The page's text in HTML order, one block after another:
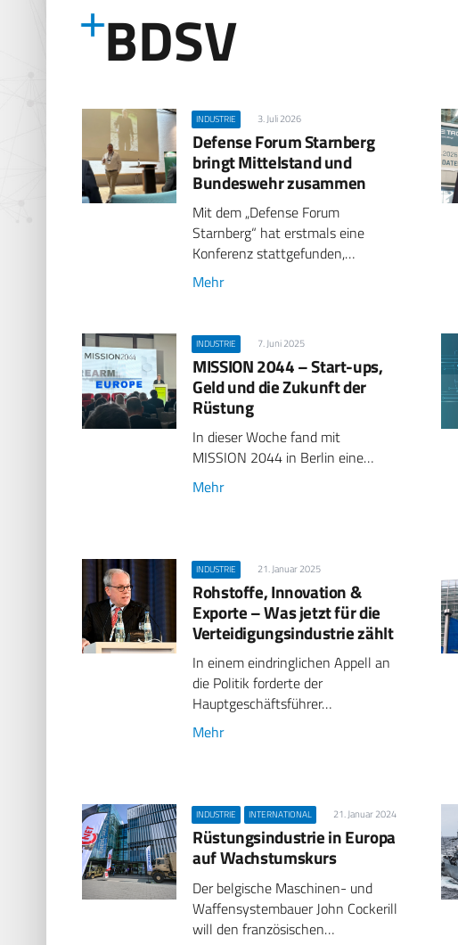
BDSV
INDUSTRIE 3. Juli 2026
Defense Forum Starnberg
bringt Mittelstand und
Bundeswehr zusammen
Mit dem „Defense Forum
Starnberg“ hat erstmals eine
Konferenz stattgefunden,…
Mehr
INDUSTRIE 7. Juni 2025
MISSION 2044 – Start-ups,
Geld und die Zukunft der
Rüstung
In dieser Woche fand mit
MISSION 2044 in Berlin eine…
Mehr
INDUSTRIE 21. Januar 2025
Rohstoffe, Innovation &
Exporte – Was jetzt für die
Verteidigungsindustrie zählt
In einem eindringlichen Appell an
die Politik forderte der
Hauptgeschäftsführer…
Mehr
INDUSTRIE INTERNATIONAL 21. Januar 2024
Rüstungsindustrie in Europa
auf Wachstumskurs
Der belgische Maschinen- und
Waffensystembauer John Cockerill
will den französischen…